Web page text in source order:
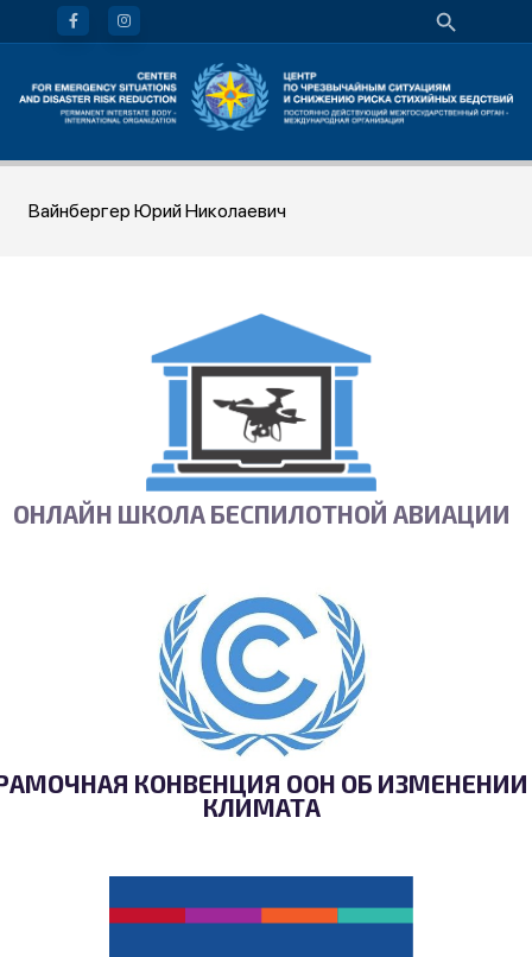
Вайнбергер Юрий Николаевич
ОНЛАЙН ШКОЛА БЕСПИЛОТНОЙ АВИАЦИИ
КОНВЕНЦИЯ ООН ОБ ИЗМЕНЕНИИ
КЛИМАТА